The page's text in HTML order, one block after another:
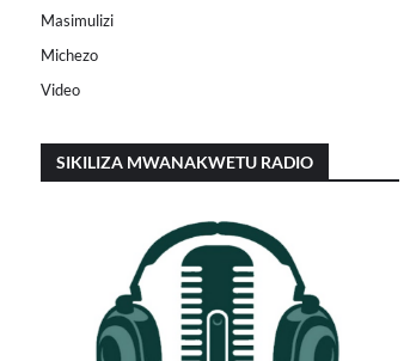
Masimulizi
Michezo
Video
SIKILIZA MWANAKWETU RADIO